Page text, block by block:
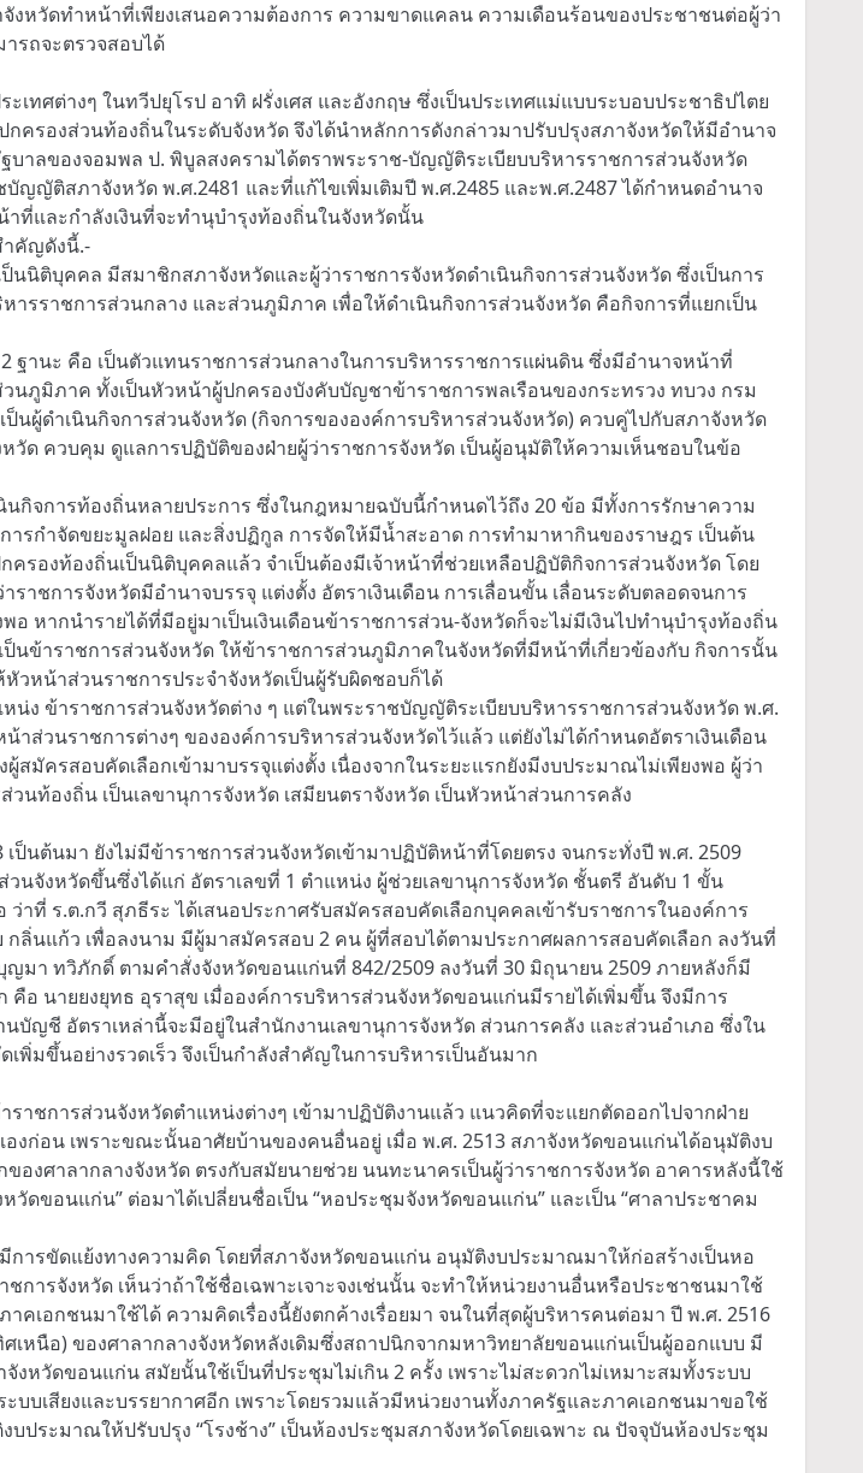
งหวัดทำหน้าที่เพียงเสนอความต้องการ ความขาดแคลน ความเดือนร้อนของประชาชนต่อผู้ว่า
รถจะตรวจสอบได้
ทศต่างๆ ในทวีปยุโรป อาทิ ฝรั่งเศส และอังกฤษ ซึ่งเป็นประเทศแม่แบบระบอบประชาธิปไตย
ครองส่วนท้องถิ่นในระดับจังหวัด จึงได้นำหลักการดังกล่าวมาปรับปรุงสภาจังหวัดให้มีอำนาจ
บาลของจอมพล ป. พิบูลสงครามได้ตราพระราช-บัญญัติระเบียบบริหารราชการส่วนจังหวัด
ญัติสภาจังหวัด พ.ศ.2481 และที่แก้ไขเพิ่มเติมปี พ.ศ.2485 และพ.ศ.2487 ได้กำหนดอำนาจ
ที่และกำลังเงินที่จะทำนุบำรุงท้องถิ่นในจังหวัดนั้น
ำคัญดังนี้.-
นนิติบุคคล มีสมาชิกสภาจังหวัดและผู้ว่าราชการจังหวัดดำเนินกิจการส่วนจังหวัด ซึ่งเป็นการ
รราชการส่วนกลาง และส่วนภูมิภาค เพื่อให้ดำเนินกิจการส่วนจังหวัด คือกิจการที่แยกเป็น
ฐานะ คือ เป็นตัวแทนราชการส่วนกลางในการบริหารราชการแผ่นดิน ซึ่งมีอำนาจหน้าที่
นภูมิภาค ทั้งเป็นหัวหน้าผู้ปกครองบังคับบัญชาข้าราชการพลเรือนของกระทรวง ทบวง กรม
ผู้ดำเนินกิจการส่วนจังหวัด (กิจการขององค์การบริหารส่วนจังหวัด) ควบคู่ไปกับสภาจังหวัด
วัด ควบคุม ดูแลการปฏิบัติของฝ่ายผู้ว่าราชการจังหวัด เป็นผู้อนุมัติให้ความเห็นชอบในข้อ
กิจการท้องถิ่นหลายประการ ซึ่งในกฎหมายฉบับนี้กำหนดไว้ถึง 20 ข้อ มีทั้งการรักษาความ
รกำจัดขยะมูลฝอย และสิ่งปฏิกูล การจัดให้มีน้ำสะอาด การทำมาหากินของราษฎร เป็นต้น
รองท้องถิ่นเป็นนิติบุคคลแล้ว จำเป็นต้องมีเจ้าหน้าที่ช่วยเหลือปฏิบัติกิจการส่วนจังหวัด โดย
ชการจังหวัดมีอำนาจบรรจุ แต่งตั้ง อัตราเงินเดือน การเลื่อนขั้น เลื่อนระดับตลอดจนการ
หากนำรายได้ที่มีอยู่มาเป็นเงินเดือนข้าราชการส่วน-จังหวัดก็จะไม่มีเงินไปทำนุบำรุงท้องถิ่น
ข้าราชการส่วนจังหวัด ให้ข้าราชการส่วนภูมิภาคในจังหวัดที่มีหน้าที่เกี่ยวข้องกับ กิจการนั้น
วหน้าส่วนราชการประจำจังหวัดเป็นผู้รับผิดชอบก็ได้
ง ข้าราชการส่วนจังหวัดต่าง ๆ แต่ในพระราชบัญญัติระเบียบบริหารราชการส่วนจังหวัด พ.ศ.
ส่วนราชการต่างๆ ขององค์การบริหารส่วนจังหวัดไว้แล้ว แต่ยังไม่ได้กำหนดอัตราเงินเดือน
มัครสอบคัดเลือกเข้ามาบรรจุแต่งตั้ง เนื่องจากในระยะแรกยังมีงบประมาณไม่เพียงพอ ผู้ว่า
นท้องถิ่น เป็นเลขานุการจังหวัด เสมียนตราจังหวัด เป็นหัวหน้าส่วนการคลัง
นต้นมา ยังไม่มีข้าราชการส่วนจังหวัดเข้ามาปฏิบัติหน้าที่โดยตรง จนกระทั่งปี พ.ศ. 2509
จังหวัดขึ้นซึ่งได้แก่ อัตราเลขที่ 1 ตำแหน่ง ผู้ช่วยเลขานุการจังหวัด ชั้นตรี อันดับ 1 ขั้น
ที่ ร.ต.กวี สุภธีระ ได้เสนอประกาศรับสมัครสอบคัดเลือกบุคคลเข้ารับราชการในองค์การ
นแก้ว เพื่อลงนาม มีผู้มาสมัครสอบ 2 คน ผู้ที่สอบได้ตามประกาศผลการสอบคัดเลือก ลงวันที่
า ทวิภักดิ์ ตามคำสั่งจังหวัดขอนแก่นที่ 842/2509 ลงวันที่ 30 มิถุนายน 2509 ภายหลังก็มี
อ นายยงยุทธ อุราสุข เมื่อองค์การบริหารส่วนจังหวัดขอนแก่นมีรายได้เพิ่มขึ้น จึงมีการ
ญชี อัตราเหล่านี้จะมีอยู่ในสำนักงานเลขานุการจังหวัด ส่วนการคลัง และส่วนอำเภอ ซึ่งใน
พิ่มขึ้นอย่างรวดเร็ว จึงเป็นกำลังสำคัญในการบริหารเป็นอันมาก
ชการส่วนจังหวัดตำแหน่งต่างๆ เข้ามาปฏิบัติงานแล้ว แนวคิดที่จะแยกตัดออกไปจากฝ่าย
งก่อน เพราะขณะนั้นอาศัยบ้านของคนอื่นอยู่ เมื่อ พ.ศ. 2513 สภาจังหวัดขอนแก่นได้อนุมัติงบ
ศาลากลางจังหวัด ตรงกับสมัยนายช่วย นนทะนาครเป็นผู้ว่าราชการจังหวัด อาคารหลังนี้ใช้
ขอนแก่น” ต่อมาได้เปลี่ยนชื่อเป็น “หอประชุมจังหวัดขอนแก่น” และเป็น “ศาลาประชาคม
ารขัดแย้งทางความคิด โดยที่สภาจังหวัดขอนแก่น อนุมัติงบประมาณมาให้ก่อสร้างเป็นหอ
ารจังหวัด เห็นว่าถ้าใช้ชื่อเฉพาะเจาะจงเช่นนั้น จะทำให้หน่วยงานอื่นหรือประชาชนมาใช้
คเอกชนมาใช้ได้ ความคิดเรื่องนี้ยังตกค้างเรื่อยมา จนในที่สุดผู้บริหารคนต่อมา ปี พ.ศ. 2516
หนือ) ของศาลากลางจังหวัดหลังเดิมซึ่งสถาปนิกจากมหาวิทยาลัยขอนแก่นเป็นผู้ออกแบบ มี
งหวัดขอนแก่น สมัยนั้นใช้เป็นที่ประชุมไม่เกิน 2 ครั้ง เพราะไม่สะดวกไม่เหมาะสมทั้งระบบ
บบเสียงและบรรยากาศอีก เพราะโดยรวมแล้วมีหน่วยงานทั้งภาครัฐและภาคเอกชนมาขอใช้
ประมาณให้ปรับปรุง “โรงช้าง” เป็นห้องประชุมสภาจังหวัดโดยเฉพาะ ณ ปัจจุบันห้องประชุม